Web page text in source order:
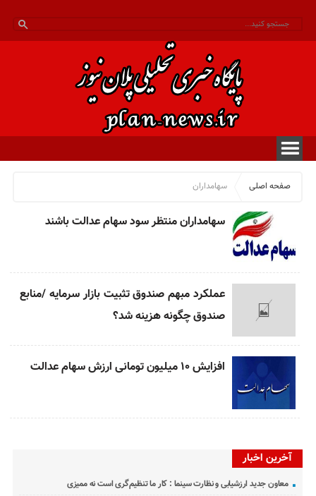
صفحه اصلی سهامداران
سهامداران منتظر سود سهام عدالت‌ باشند
عملکرد مبهم صندوق تثبیت بازار سرمایه /منابع
صندوق چگونه هزینه شد؟
افزایش ۱۰ میلیون تومانی ارزش سهام عدالت
آخرین اخبار
معاون جدید ارزشیابی و نظارت سینما : کار ما تنظیم‌گری است نه ممیزی